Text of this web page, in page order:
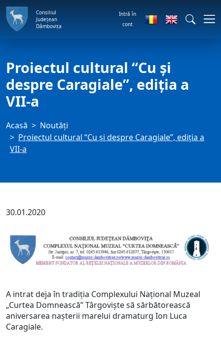
Consiliul
Județean
Dâmbovița
Intră în
cont
Proiectul cultural “Cu şi
despre Caragiale”, ediţia a
VII-a
Acasă
Noutăți
Proiectul cultural “Cu şi despre Caragiale”, ediţia a
VII-a
30.01.2020
A intrat deja în tradiţia Complexului Naţional Muzeal
„Curtea Domnească” Târgovişte să sărbătorească
aniversarea naşterii marelui dramaturg Ion Luca
Caragiale.